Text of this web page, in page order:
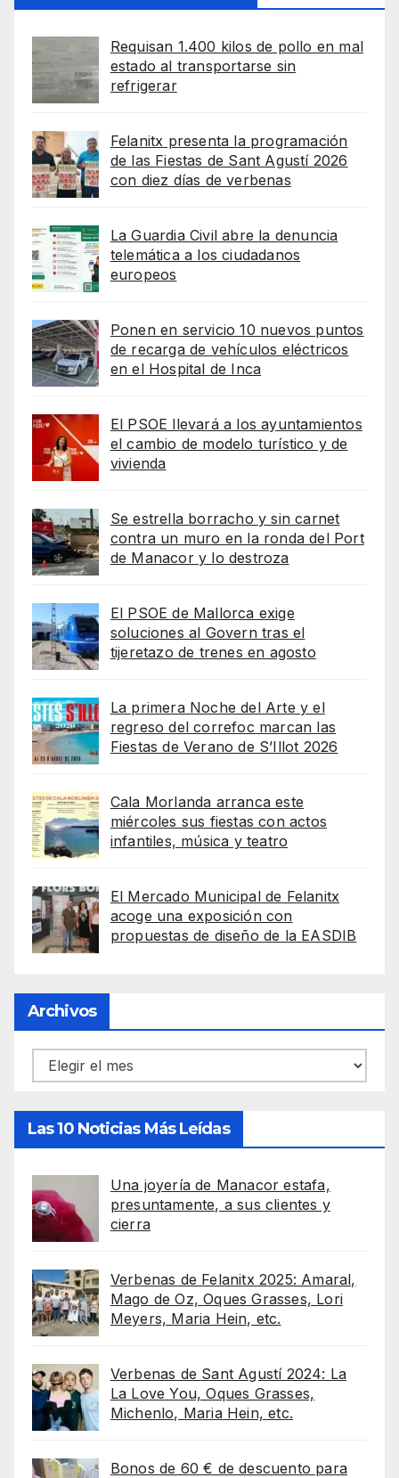
Requisan 1.400 kilos de pollo en mal
estado al transportarse sin
refrigerar
Felanitx presenta la programación
de las Fiestas de Sant Agustí 2026
con diez días de verbenas
La Guardia Civil abre la denuncia
telemática a los ciudadanos
europeos
Ponen en servicio 10 nuevos puntos
de recarga de vehículos eléctricos
en el Hospital de Inca
El PSOE llevará a los ayuntamientos
el cambio de modelo turístico y de
vivienda
Se estrella borracho y sin carnet
contra un muro en la ronda del Port
de Manacor y lo destroza
El PSOE de Mallorca exige
soluciones al Govern tras el
tijeretazo de trenes en agosto
La primera Noche del Arte y el
regreso del correfoc marcan las
Fiestas de Verano de S’Illot 2026
Cala Morlanda arranca este
miércoles sus fiestas con actos
infantiles, música y teatro
El Mercado Municipal de Felanitx
acoge una exposición con
propuestas de diseño de la EASDIB
Archivos
Archivos
Las 10 Noticias Más Leídas
Una joyería de Manacor estafa,
presuntamente, a sus clientes y
cierra
Verbenas de Felanitx 2025: Amaral,
Mago de Oz, Oques Grasses, Lori
Meyers, Maria Hein, etc.
Verbenas de Sant Agustí 2024: La
La Love You, Oques Grasses,
Michenlo, Maria Hein, etc.
Bonos de 60 € de descuento para